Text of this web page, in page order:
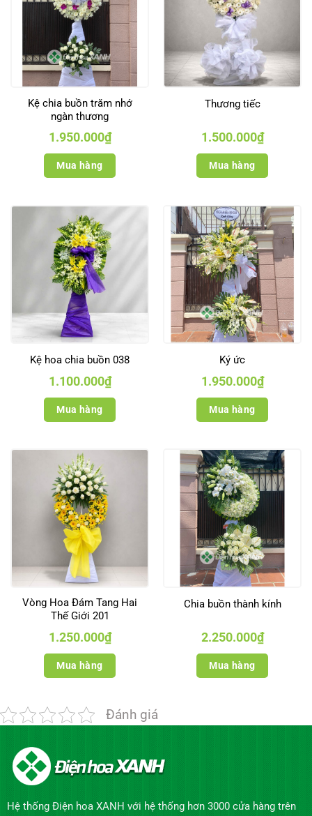
Kệ chia buồn trăm nhớ
ngàn thương
1.950.000₫
Mua hàng
Thương tiếc
1.500.000₫
Mua hàng
Kệ hoa chia buồn 038
1.100.000₫
Mua hàng
Ký ức
1.950.000₫
Mua hàng
Vòng Hoa Đám Tang Hai
Thế Giới 201
1.250.000₫
Mua hàng
Chia buồn thành kính
2.250.000₫
Mua hàng
Đánh giá
Hệ thống Điện hoa XANH với hệ thống hơn 3000 cửa hàng trên